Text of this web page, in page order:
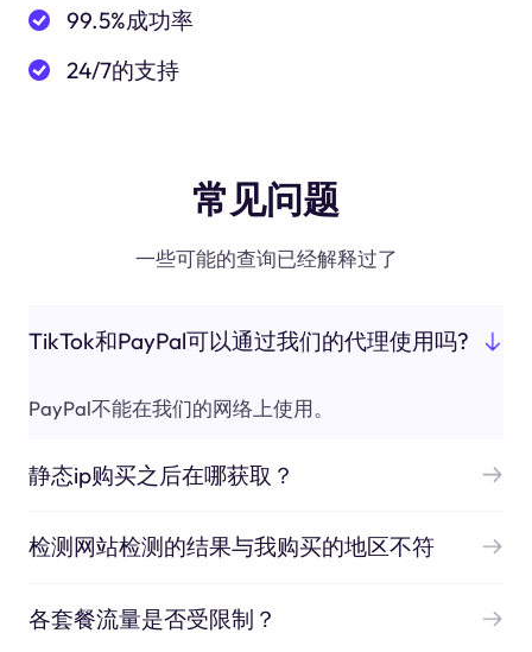
99.5%成功率
24/7的支持
常见问题
一些可能的查询已经解释过了
TikTok和PayPal可以通过我们的代理使用吗?
PayPal不能在我们的网络上使用。
静态ip购买之后在哪获取？
检测网站检测的结果与我购买的地区不符
各套餐流量是否受限制？